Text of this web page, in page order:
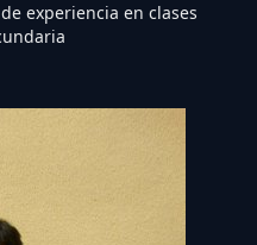
experiencia en clases